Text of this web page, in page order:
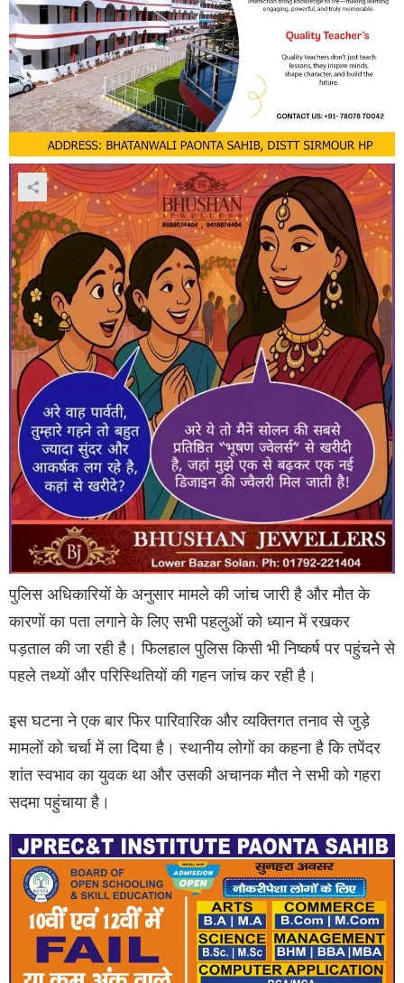
पुलिस अधिकारियों के अनुसार मामले की जांच जारी है और मौत के
कारणों का पता लगाने के लिए सभी पहलुओं को ध्यान में रखकर
पड़ताल की जा रही है। फिलहाल पुलिस किसी भी निष्कर्ष पर पहुंचने से
पहले तथ्यों और परिस्थितियों की गहन जांच कर रही है।
इस घटना ने एक बार फिर पारिवारिक और व्यक्तिगत तनाव से जुड़े
मामलों को चर्चा में ला दिया है। स्थानीय लोगों का कहना है कि तपेंदर
शांत स्वभाव का युवक था और उसकी अचानक मौत ने सभी को गहरा
सदमा पहुंचाया है।